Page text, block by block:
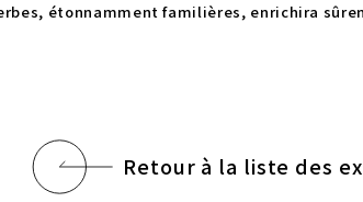
étonnamment familières, enrichira
Retour à la liste des